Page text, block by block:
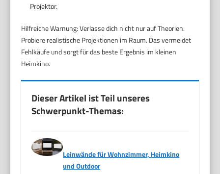
Projektor.
Hilfreiche Warnung: Verlasse dich nicht nur auf Theorien.
Probiere realistische Projektionen im Raum. Das vermeidet
Fehlkäufe und sorgt für das beste Ergebnis im kleinen
Heimkino.
Dieser Artikel ist Teil unseres
Schwerpunkt-Themas:
Leinwände für Wohnzimmer, Heimkino
und Outdoor